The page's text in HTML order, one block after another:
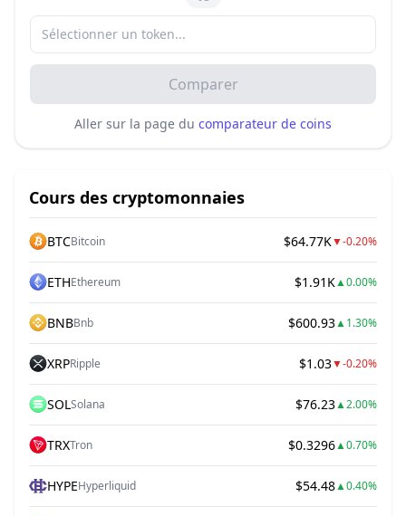
Comparer
Aller sur la page du comparateur de coins
Cours des cryptomonnaies
BTCBitcoin $64.77K▼-0.20%
ETHEthereum $1.91K▲0.00%
BNBBnb $600.93▲1.30%
XRPRipple $1.03▼-0.20%
SOLSolana $76.23▲2.00%
TRXTron $0.3296▲0.70%
HYPEHyperliquid $54.48▲0.40%